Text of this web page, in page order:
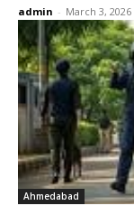
admin - March 3, 2026
Ahmedabad